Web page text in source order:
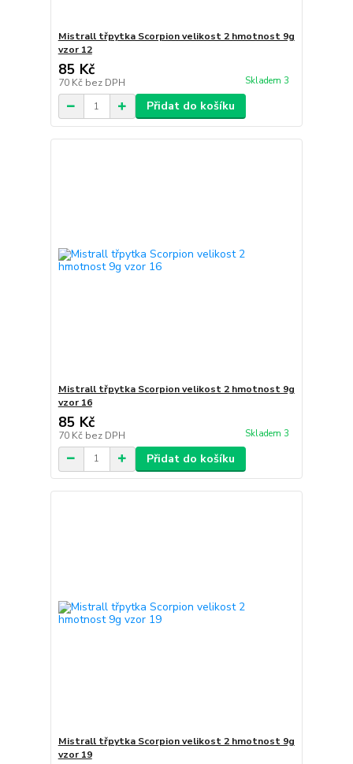
Mistrall třpytka Scorpion velikost 2 hmotnost 9g
vzor 12
85 Kč
70 Kč bez DPH Skladem 3
Přidat do košíku
Mistrall třpytka Scorpion velikost 2 hmotnost 9g
vzor 16
85 Kč
70 Kč bez DPH Skladem 3
Přidat do košíku
Mistrall třpytka Scorpion velikost 2 hmotnost 9g
vzor 19